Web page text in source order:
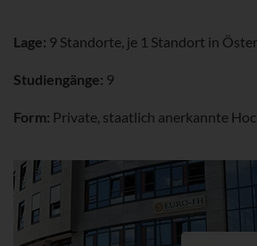
Lage: 9 Standorte, je 1 Standort in
Studiengänge: 9
Form: Private, staatlich anerkannte